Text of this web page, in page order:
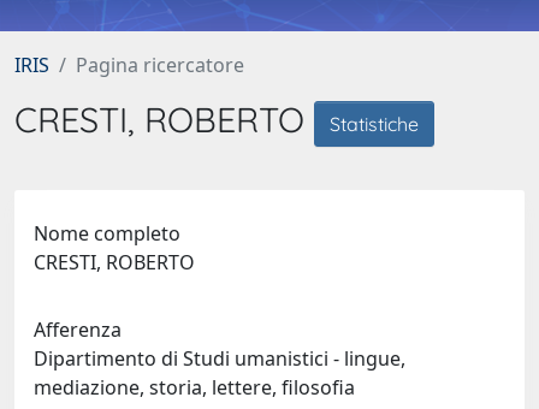
IRIS Pagina ricercatore
CRESTI, ROBERTO Statistiche
Nome completo
CRESTI, ROBERTO
Afferenza
Dipartimento di Studi umanistici - lingue,
mediazione, storia, lettere, filosofia